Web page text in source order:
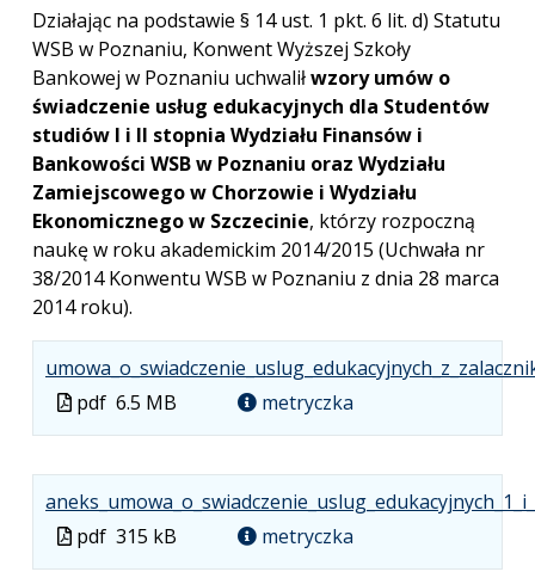
Działając na podstawie § 14 ust. 1 pkt. 6 lit. d) Statutu
WSB w Poznaniu, Konwent Wyższej Szkoły
Bankowej w Poznaniu uchwaliłwzory umów o
świadczenie usług edukacyjnych dla Studentów
studiów I i II stopnia Wydziału Finansów i
Bankowości WSB w Poznaniu oraz Wydziału
Zamiejscowego w Chorzowie i Wydziału
Ekonomicznego w Szczecinie, którzy rozpoczną
naukę w roku akademickim 2014/2015 (Uchwała nr
38/2014 Konwentu WSB w Poznaniu z dnia 28 marca
2014 roku).
Plik
w
pdf 6.5 MB metryczka
Plik
w
pdf 315 kB metryczka